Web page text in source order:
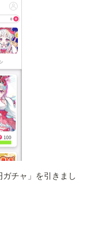
チャ」を引きまし